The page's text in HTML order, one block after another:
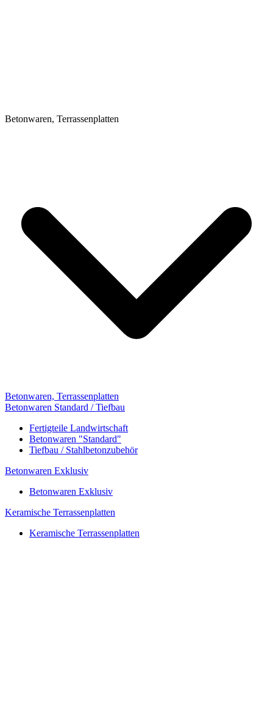
Betonwaren, Terrassenplatten
Betonwaren, Terrassenplatten
Betonwaren Standard / Tiefbau
Fertigteile Landwirtschaft
Betonwaren "Standard"
Tiefbau / Stahlbetonzubehör
Betonwaren Exklusiv
Betonwaren Exklusiv
Keramische Terrassenplatten
Keramische Terrassenplatten